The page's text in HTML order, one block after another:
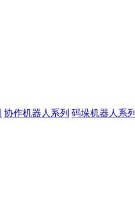
协作机器人系列 码垛机器人系列